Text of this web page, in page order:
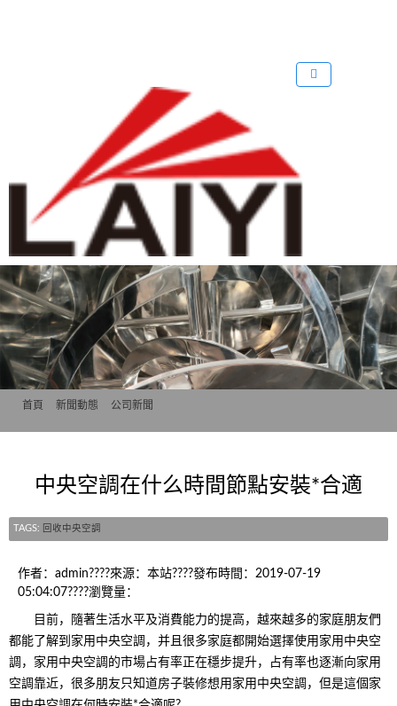
首頁 新聞動態 公司新聞
中央空調在什么時間節點安裝*合適
TAGS: 回收中央空調
作者：admin????來源：本站????發布時間：2019-07-19
05:04:07????瀏覽量：
目前，隨著生活水平及消費能力的提高，越來越多的家庭朋友們
都能了解到家用中央空調，并且很多家庭都開始選擇使用家用中央空
調，家用中央空調的市場占有率正在穩步提升，占有率也逐漸向家用
空調靠近，很多朋友只知道房子裝修想用家用中央空調，但是這個家